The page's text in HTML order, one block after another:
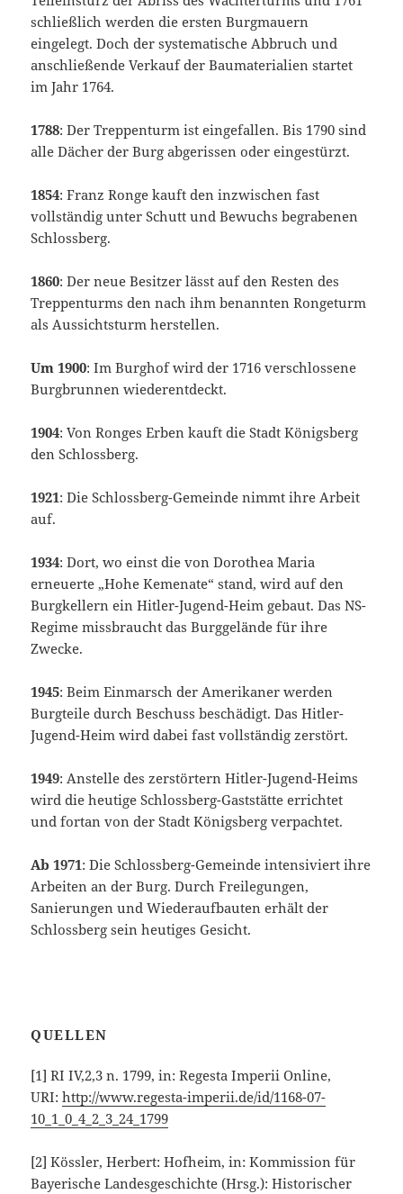
schließlich werden die ersten Burgmauern
eingelegt. Doch der systematische Abbruch und
anschließende Verkauf der Baumaterialien startet
im Jahr 1764.
1788: Der Treppenturm ist eingefallen. Bis 1790 sind
alle Dächer der Burg abgerissen oder eingestürzt.
1854: Franz Ronge kauft den inzwischen fast
vollständig unter Schutt und Bewuchs begrabenen
Schlossberg.
1860: Der neue Besitzer lässt auf den Resten des
Treppenturms den nach ihm benannten Rongeturm
als Aussichtsturm herstellen.
Um 1900: Im Burghof wird der 1716 verschlossene
Burgbrunnen wiederentdeckt.
1904: Von Ronges Erben kauft die Stadt Königsberg
den Schlossberg.
1921: Die Schlossberg-Gemeinde nimmt ihre Arbeit
auf.
1934: Dort, wo einst die von Dorothea Maria
erneuerte „Hohe Kemenate“ stand, wird auf den
Burgkellern ein Hitler-Jugend-Heim gebaut. Das NS-
Regime missbraucht das Burggelände für ihre
Zwecke.
1945: Beim Einmarsch der Amerikaner werden
Burgteile durch Beschuss beschädigt. Das Hitler-
Jugend-Heim wird dabei fast vollständig zerstört.
1949: Anstelle des zerstörtern Hitler-Jugend-Heims
wird die heutige Schlossberg-Gaststätte errichtet
und fortan von der Stadt Königsberg verpachtet.
Ab 1971: Die Schlossberg-Gemeinde intensiviert ihre
Arbeiten an der Burg. Durch Freilegungen,
Sanierungen und Wiederaufbauten erhält der
Schlossberg sein heutiges Gesicht.
QUELLEN
[1] RI IV,2,3 n. 1799, in: Regesta Imperii Online,
URI:http://www.regesta-imperii.de/id/1168-07-
10_1_0_4_2_3_24_1799
[2] Kössler, Herbert: Hofheim, in: Kommission für
Bayerische Landesgeschichte (Hrsg.): Historischer